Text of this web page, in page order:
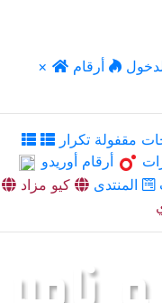
×
أرقام
مقفولة تكرار
أرقام أوريدو
المنتدى
كيو مزاد